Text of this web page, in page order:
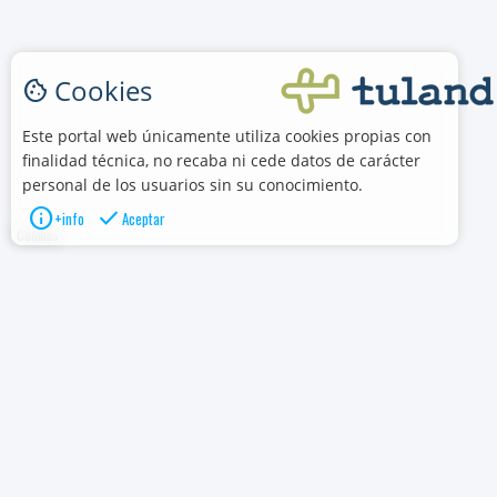
Cookies
cookie Cookies
Este portal web únicamente utiliza cookies propias con
finalidad técnica, no recaba ni cede datos de carácter
personal de los usuarios sin su conocimiento.
info+info check Aceptar